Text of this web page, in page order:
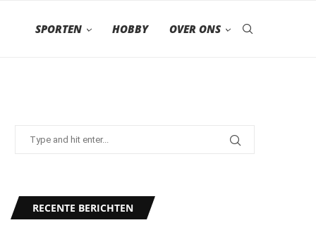
SPORTEN HOBBY OVER ONS
RECENTE BERICHTEN